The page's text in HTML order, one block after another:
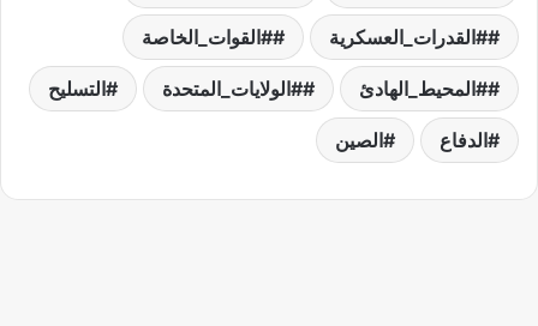
#القدرات_العسكرية #القوات_الخاصة
#المحيط_الهادئ #الولايات_المتحدة التسليح
الدفاع الصين